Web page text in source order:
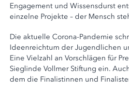
Engagement und Wissensdurst
einzelne Projekte – der Mensch
Die aktuelle Corona-Pandemie
Ideenreichtum der Jugendlichen
Eine Vielzahl an Vorschlägen für
Sieglinde Vollmer Stiftung ein.
dem die Finalistinnen und